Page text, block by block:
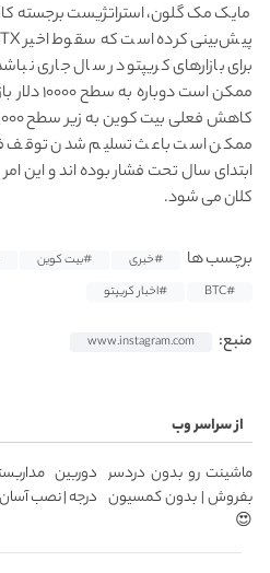
مایک مک گلون، استراتژیست برجسته
برای بازارهای کریپتو در سال جاری
ممکن است
ممکن است باعث تسلیم شدن توقف
ابتدای سال تحت فشار بوده اند و این
کلان می شود.
برچسب ها #خبری #بیت کوین
#BTC
#اخبار کریپتو
منبع: www.instagram.com
از سراسر وب
ماشینت رو بدون دردسر
بفروش | بدون کمسیون
😍
درجه | نصب